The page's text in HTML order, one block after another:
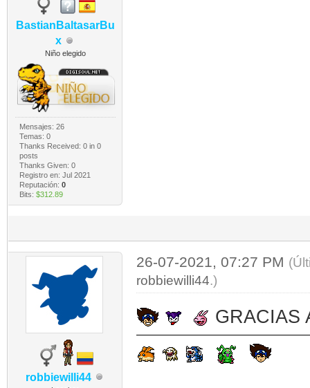
BastianBaltasarBu
x
Niño elegido
Mensajes: 26
Temas: 0
Thanks Received: 0in 0
posts
Thanks Given: 0
Registro en: Jul 2021
Reputación: 0
Bits: $312.89
robbiewilli44
26-07-2021, 07:27 PM
robbiewilli44.)
​​​​​​​
GRACIAS